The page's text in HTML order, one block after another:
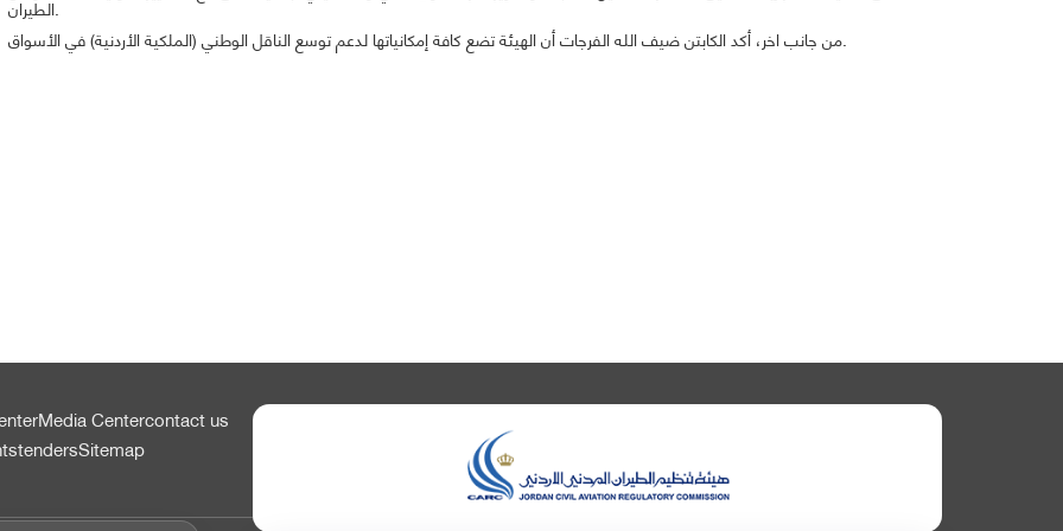
الطيران.
من جانب اخر، أكد الكابتن ضيف الله الفرجات أن الهيئة تضع كافة إمكانياتها لدعم توسع الناقل الوطني (الملكية الأردنية) في الأسواق.
Media Centercontact us
tendersSitemap